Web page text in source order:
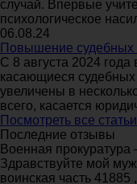
случай. Впервые
психологическое
06.08.24
Повышение судебных
С 8 августа 2024
касающиеся
увеличены в
всего, касается
Посмотреть все статьи
Последние отзывы
Военная прокуратура
Здравствуйте мой
воинская часть